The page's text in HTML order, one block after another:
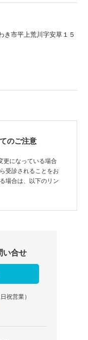
き市平上荒川字安草１５
のご注意
更になっている場合
受診されることをお
場合は、以下のリン
い合せ
祝営業）